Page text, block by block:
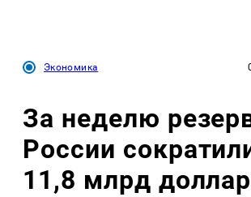
Экономика
За неделю
России
11,8 млрд